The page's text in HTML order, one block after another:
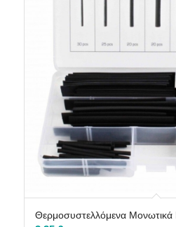
Θερμοσυστελλόμενα